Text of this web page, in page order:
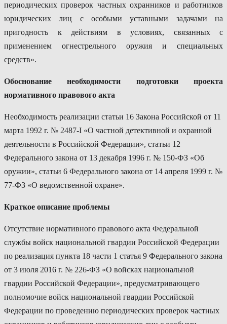
периодических проверок частных охранников и работников
юридических лиц с особыми уставными задачами на
пригодность к действиям в условиях, связанных с
применением огнестрельного оружия и специальных
средств».
Обоснование необходимости подготовки проекта
нормативного правового акта
Необходимость реализации статьи 16 Закона Российской от 11
марта 1992 г. № 2487-I «О частной детективной и охранной
деятельности в Российской Федерации», статьи 12
Федерального закона от 13 декабря 1996 г. № 150-ФЗ «Об
оружии», статьи 6 Федерального закона от 14 апреля 1999 г. №
77-ФЗ «О ведомственной охране».
Краткое описание проблемы
Отсутствие нормативного правового акта Федеральной
службы войск национальной гвардии Российской Федерации
по реализация пункта 18 части 1 статья 9 Федерального закона
от 3 июля 2016 г. № 226-ФЗ «О войсках национальной
гвардии Российской Федерации», предусматривающего
полномочие войск национальной гвардии Российской
Федерации по проведению периодических проверок частных